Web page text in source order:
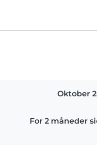
Oktober
For 2 måneder